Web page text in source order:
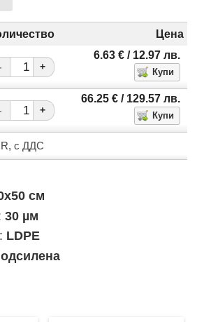
Цена
+
6.63 €/ 12.97 лв.
+
66.25 €/ 129.57 лв.
с ДДС
см
30 µм
LDPE